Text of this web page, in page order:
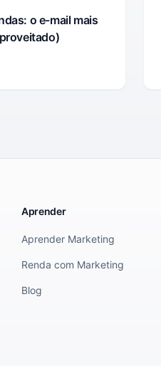
o e-mail mais
Aprender
Aprender Marketing
Renda com Marketing
Blog